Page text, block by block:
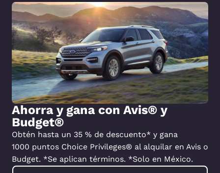
Ahorra y gana con Avis® y
Budget®
Obtén hasta un 35 % de descuento* y gana
1000 puntos Choice Privileges® al alquilar en Avis o
Budget. *Se aplican términos. *Solo en México.